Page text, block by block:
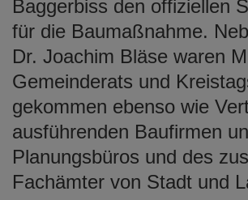
Baggerbiss den offiziellen
für die Baumaßnahme.
Dr. Joachim Bläse waren
Gemeinderats und
gekommen ebenso wie
ausführenden Baufirmen
Planungsbüros und des
Fachämter von Stadt und